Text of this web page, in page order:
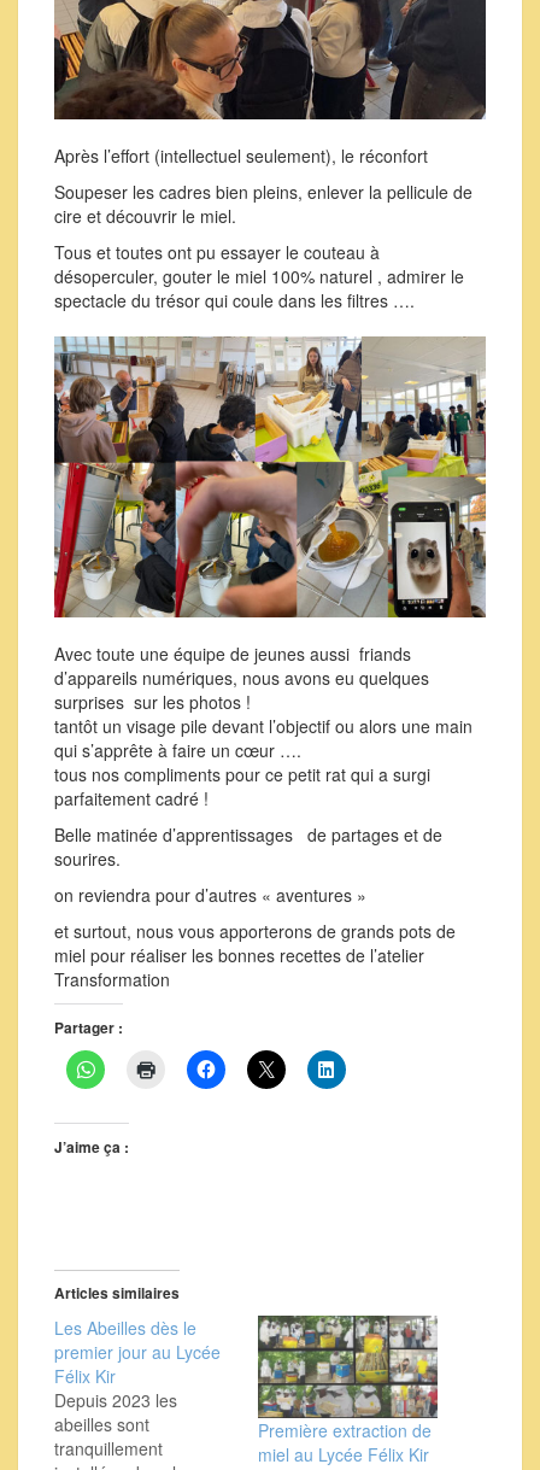
Après l’effort (intellectuel seulement), le réconfort
Soupeser les cadres bien pleins, enlever la pellicule de
cire et découvrir le miel.
Tous et toutes ont pu essayer le couteau à
désoperculer, gouter le miel 100% naturel , admirer le
spectacle du trésor qui coule dans les filtres ….
Avec toute une équipe de jeunes aussi friands
d’appareils numériques, nous avons eu quelques
surprises sur les photos !
tantôt un visage pile devant l’objectif ou alors une main
qui s’apprête à faire un cœur ….
tous nos compliments pour ce petit rat qui a surgi
parfaitement cadré !
Belle matinée d’apprentissages de partages et de
sourires.
on reviendra pour d’autres « aventures »
et surtout, nous vous apporterons de grands pots de
miel pour réaliser les bonnes recettes de l’atelier
Transformation
Partager :
J’aime ça :
Articles similaires
Les Abeilles dès le
premier jour au Lycée
Félix Kir
Depuis 2023 les
abeilles sont
tranquillement
Première extraction de
miel au Lycée Félix Kir